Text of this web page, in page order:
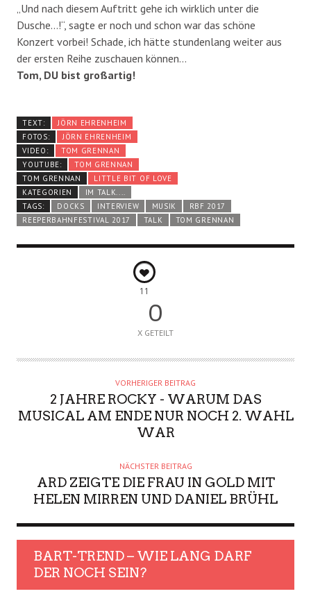
„Und nach diesem Auftritt gehe ich wirklich unter die
Dusche…!“, sagte er noch und schon war das schöne
Konzert vorbei! Schade, ich hätte stundenlang weiter aus
der ersten Reihe zuschauen können…
Tom, DU bist großartig!
TEXT:
JÖRN EHRENHEIM
FOTOS:
JÖRN EHRENHEIM
VIDEO:
TOM GRENNAN
YOUTUBE:
TOM GRENNAN
TOM GRENNAN
LITTLE BIT OF LOVE
KATEGORIEN
IM TALK....
TAGS:
DOCKS INTERVIEW MUSIK
RBF 2017
REEPERBAHNFESTIVAL 2017
TALK TOM GRENNAN
11
0
X GETEILT
VORHERIGER BEITRAG
2 JAHRE ROCKY - WARUM DAS
MUSICAL AM ENDE NUR NOCH 2. WAHL
WAR
NÄCHSTER BEITRAG
ARD ZEIGTE DIE FRAU IN GOLD MIT
HELEN MIRREN UND DANIEL BRÜHL
BART-TREND – WIE LANG DARF
DER NOCH SEIN?